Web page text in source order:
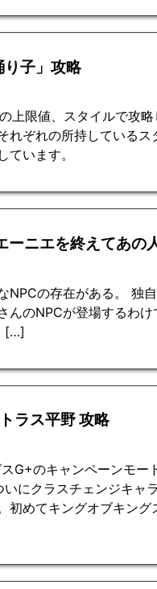
子」攻略
上限値、スタイルで攻
れぞれの所持している
ています。
ニエを終えてあの
NPCの存在がある。 独
んのNPCが登場するわ
[…]
ラス平野 攻略
G+のキャンペーンモー
にクラスチェンジキャ
初めてキングオブキン